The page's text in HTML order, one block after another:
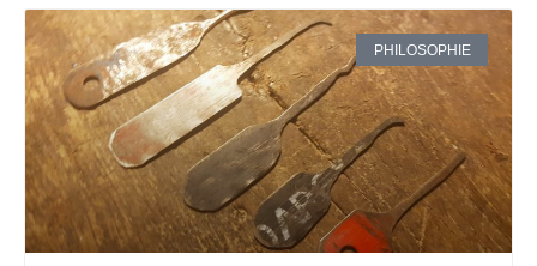
PHILOSOPHIE